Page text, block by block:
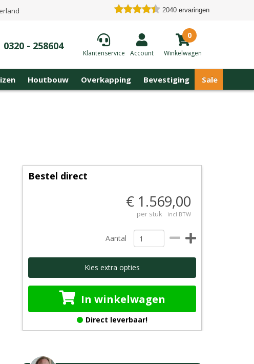
2040 ervaringen
0320 - 258604
Klantenservice Account
0
Winkelwagen
Houtbouw Overkapping Bevestiging Sale
Bestel direct
€ 1.569,00
per stuk incl BTW
Aantal
Kies extra opties
In winkelwagen
Direct leverbaar!